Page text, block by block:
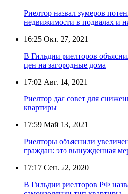
Риелтор назвал зумеров
недвижимости в подвалах и
16:25 Окт. 27, 2021
В Гильдии риелторов
цен на загородные дома
17:02 Авг. 14, 2021
Риелтор дал совет для
квартиры
17:59 Май 13, 2021
Риелторы объяснили
граждан: это вынужденная
17:17 Сен. 22, 2020
В Гильдии риелторов РФ